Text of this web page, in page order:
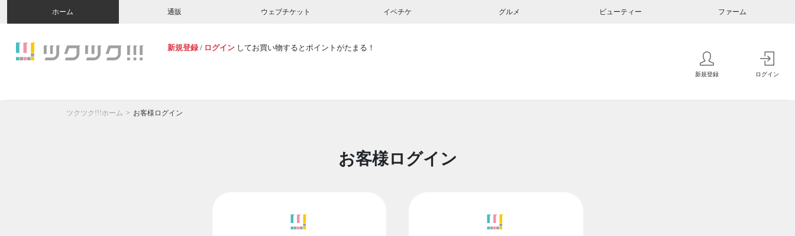
ホーム 通販 ウェブチケット イベチケ グルメ ビューティー ファーム
新規登録 / ログイン してお買い物するとポイントがたまる！
新規登録 ログイン
ツクツク!!!ホーム お客様ログイン
お客様ログイン